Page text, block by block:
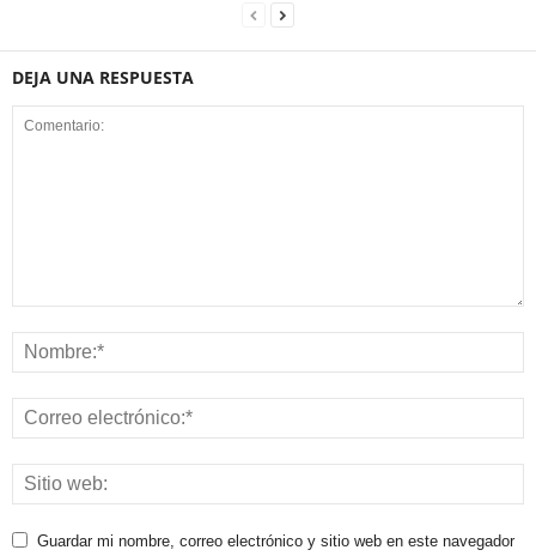
DEJA UNA RESPUESTA
Guardar mi nombre, correo electrónico y sitio web en este navegador